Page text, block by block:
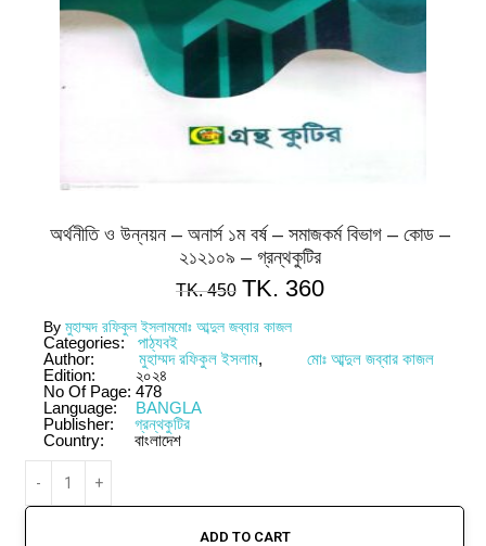
অর্থনীতি ও উন্নয়ন – অনার্স ১ম বর্ষ – সমাজকর্ম বিভাগ – কোড –
২১২১০৯ – গ্রন্থকুটির
TK.450 TK. 360
By মুহাম্মদ রফিকুল ইসলামমোঃ আব্দুল জব্বার কাজল
Categories: পাঠ্যবই
Author:
মুহাম্মদ রফিকুল ইসলাম,
মোঃ আব্দুল জব্বার কাজল
Edition:
২০২৪
No Of Page: 478
Language:
BANGLA
Publisher:
গ্রন্থকুটির
Country:
বাংলাদেশ
ADD TO CART